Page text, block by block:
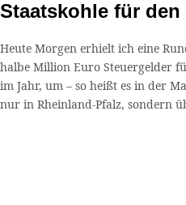
Staatskohle für den
Heute Morgen erhielt ich eine
halbe Million Euro Steuergelder
im Jahr, um – so heißt es in der
nur in Rheinland-Pfalz, sondern